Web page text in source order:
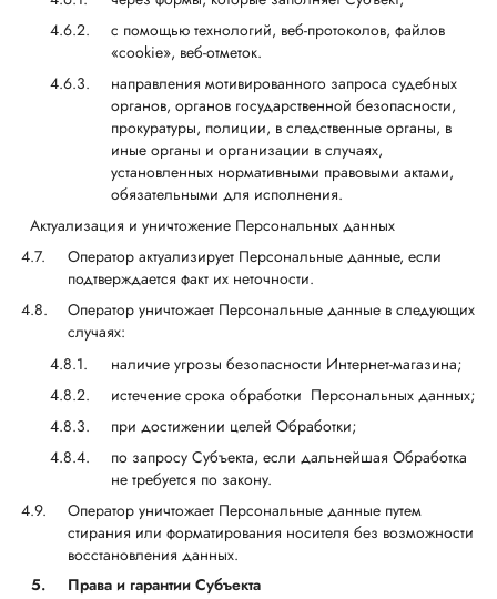
с помощью технологий, веб-протоколов, файлов
«cookie», веб-отметок.
направления мотивированного запроса судебных
органов, органов государственной безопасности,
прокуратуры, полиции, в следственные органы, в
иные органы и организации в случаях,
установленных нормативными правовыми актами,
обязательными для исполнения.
Актуализация и уничтожение Персональных данных
Оператор актуализирует Персональные данные, если
подтверждается факт их неточности.
Оператор уничтожает Персональные данные в следующих
случаях:
наличие угрозы безопасности Интернет-магазина;
истечение срока обработки Персональных данных;
при достижении целей Обработки;
по запросу Субъекта, если дальнейшая Обработка
не требуется по закону.
Оператор уничтожает Персональные данные путем
стирания или форматирования носителя без возможности
восстановления данных.
5.
Права и гарантии Субъекта